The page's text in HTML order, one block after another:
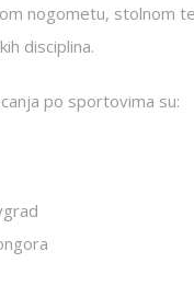
nogometu, stolnom
disciplina.
po sportovima su: